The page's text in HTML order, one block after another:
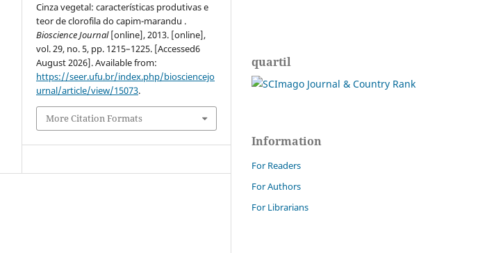
Cinza vegetal: características produtivas e
teor de clorofila do capim-marandu .
Bioscience Journal[online], 2013. [online],
vol. 29, no. 5, pp. 1215–1225. [Accessed6
August 2026]. Available from:
https://seer.ufu.br/index.php/biosciencejo
urnal/article/view/15073.
More Citation Formats
quartil
Information
For Readers
For Authors
For Librarians